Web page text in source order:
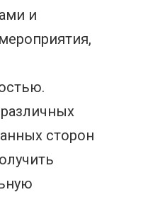
и
сторон